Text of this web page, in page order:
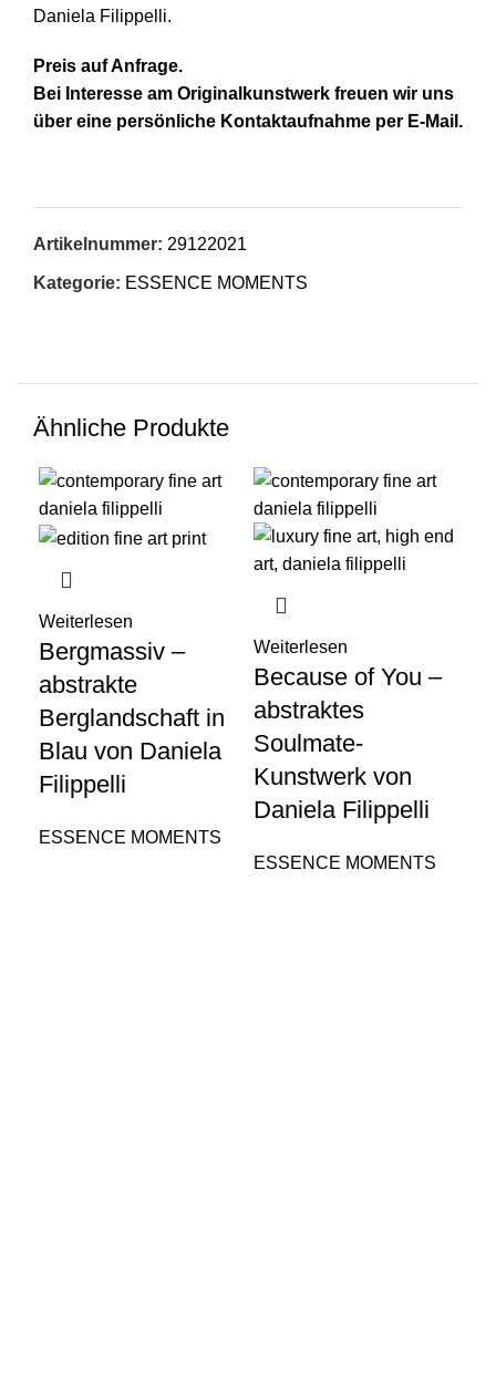
Daniela Filippelli.
Preis auf Anfrage.
Bei Interesse am Originalkunstwerk freuen wir uns
über eine persönliche Kontaktaufnahme per E-Mail.
Artikelnummer: 29122021
Kategorie: ESSENCE MOMENTS
Ähnliche Produkte
Weiterlesen
Bergmassiv –
abstrakte
Berglandschaft in
Blau von Daniela
Filippelli
ESSENCE MOMENTS
Weiterlesen
Because of You –
abstraktes
Soulmate-
Kunstwerk von
Daniela Filippelli
ESSENCE MOMENTS